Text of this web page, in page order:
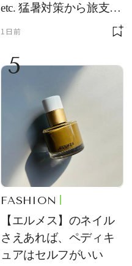
etc. 猛暑対策から旅支度
まで！ ｜今週の人気記
1日前
5
FASHION
【エルメス】のネイル
さえあれば、ペディキ
ュアはセルフがいい